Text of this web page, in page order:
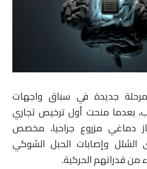
جديدة في سباق واجهات
بعدما منحت أول ترخيص تجاري
دماغي مزروع جراحيا، مخصص
وإصابات الحبل الشوكي
من قدراتهم الحركية.